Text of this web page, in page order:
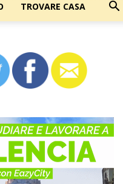
TROVARE CASA